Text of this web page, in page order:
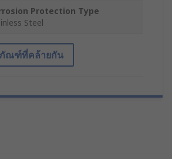
Protection Type
Steel
ณฑ์ที่คล้ายกัน